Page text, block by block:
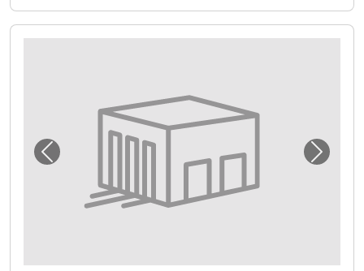
Vorheriges Bild für "Self Storage in